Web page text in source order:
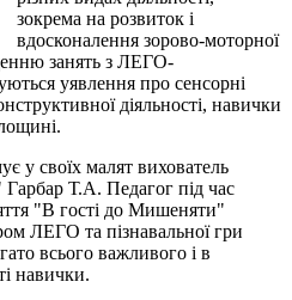
зокрема на розвиток і
вдосконалення зорово-моторної
занять з ЛЕГО-
уявлення про сенсорні
діяльності, навички
у своїх малят вихователь
Т.А. Педагог під час
"В гості до Мишеняти"
ЛЕГО та пізнавальної гри
всього важливого і в
навички.